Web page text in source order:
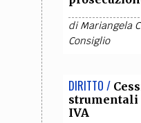
diMariangela
Consiglio
DIRITTO /
strumentali
IVA